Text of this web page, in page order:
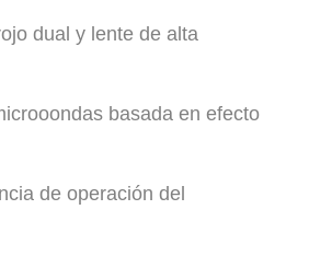
dual y lente de alta
basada en efecto
de operación del